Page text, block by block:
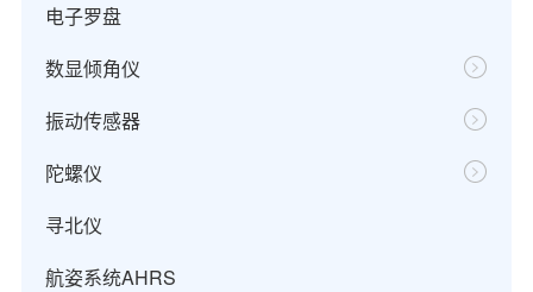
电子罗盘
数显倾角仪
振动传感器
陀螺仪
寻北仪
航姿系统AHRS